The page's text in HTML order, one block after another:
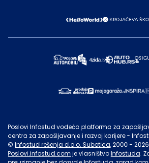
Poslovi Infostud vodeća platforma za
centra za zapošljavanje i razvoj karijere -
© Infostud rešenja d.o.o. Subotica, 2000 - 2026
Poslovi.infostud.com je vlasništvoInfostuda.